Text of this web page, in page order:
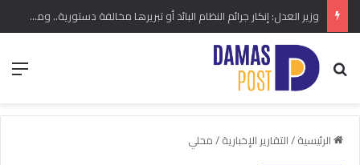
وزير العدل: إنكار جرائم النظام البائد أو تبريرها مخالفة دستورية.. ومشروع قانون خاص إلى مجلس الشعب
بحث عن
الرئيسية/التقارير الإخبارية/محلي